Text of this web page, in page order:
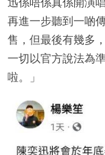
再進一步聽到一啲
售，但最後有幾多
一切以官方說法為
啦。」